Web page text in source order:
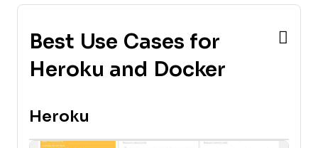
Best Use Cases for
Heroku and Docker
Heroku